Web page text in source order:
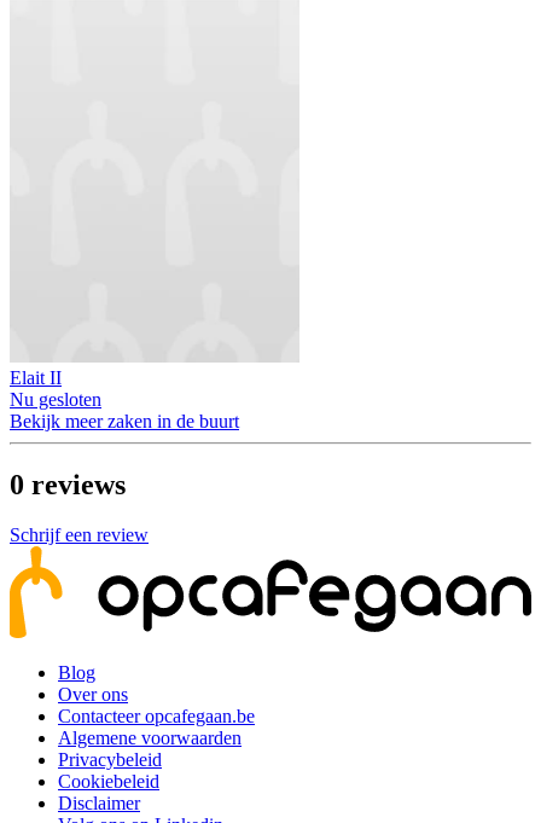
Elait II
Nu gesloten
Bekijk meer zaken in de buurt
0 reviews
Schrijf een review
Blog
Over ons
Contacteer opcafegaan.be
Algemene voorwaarden
Privacybeleid
Cookiebeleid
Disclaimer